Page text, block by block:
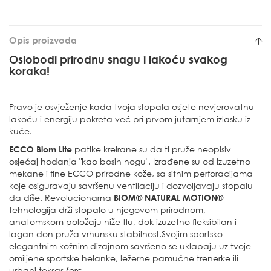
Opis proizvoda
Oslobodi prirodnu snagu i lakoću svakog
koraka!
Pravo je osvježenje kada tvoja stopala osjete nevjerovatnu
lakoću i energiju pokreta već pri prvom jutarnjem izlasku iz
kuće.
ECCO Biom Lite patike kreirane su da ti pruže neopisiv
osjećaj hodanja "kao bosih nogu". Izrađene su od izuzetno
mekane i fine ECCO prirodne kože, sa sitnim perforacijama
koje osiguravaju savršenu ventilaciju i dozvoljavaju stopalu
da diše. Revolucionarna BIOM® NATURAL MOTION®
tehnologija drži stopalo u njegovom prirodnom,
anatomskom položaju niže tlu, dok izuzetno fleksibilan i
lagan đon pruža vrhunsku stabilnost.Svojim sportsko-
elegantnim kožnim dizajnom savršeno se uklapaju uz tvoje
omiljene sportske helanke, ležerne pamučne trenerke ili